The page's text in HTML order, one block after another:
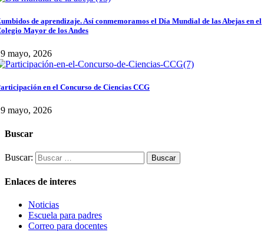
de aprendizaje. Así conmemoramos el Día Mundial de las Abejas en el
Mayor de los Andes
mayo, 2026
en el Concurso de Ciencias CCG
mayo, 2026
Buscar
Buscar:
Enlaces de interes
Noticias
Escuela para padres
Correo para docentes